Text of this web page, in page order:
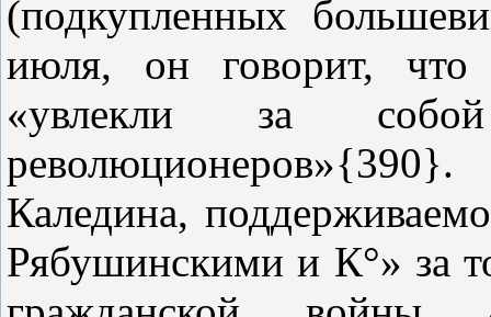
(подкупленных
июля, он говорит, что
«увлекли за
Каледина,
Рябушинскими и К°» за